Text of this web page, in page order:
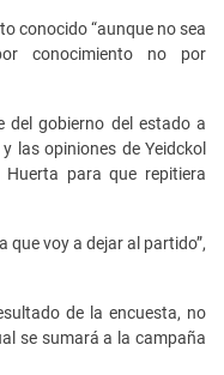
conocido “aunque no sea
conocimiento no por
del gobierno del estado a
las opiniones de Yeidckol
para que repitiera
que voy a dejar al partido”,
de la encuesta, no
se sumará a la campaña